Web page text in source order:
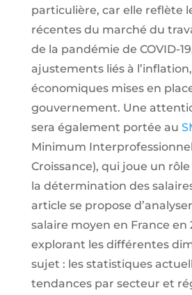
particulière, car elle reflète
récentes du marché du
de la pandémie de COVID-
ajustements liés à
économiques mises en
gouvernement. Une
sera également portée au
Minimum
Croissance), qui joue un
la détermination des
article se propose
salaire moyen en France en
explorant les différentes
sujet : les statistiques
tendances par secteur et